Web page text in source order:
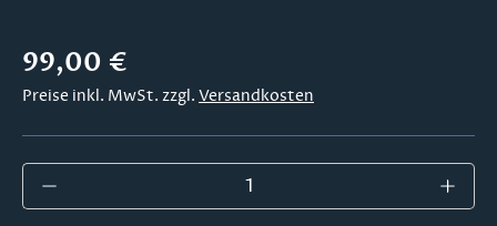
Regulärer Preis:
99,00 €
Preise inkl. MwSt. zzgl. Versandkosten
Produkt Anzahl: Gib den gewünschten